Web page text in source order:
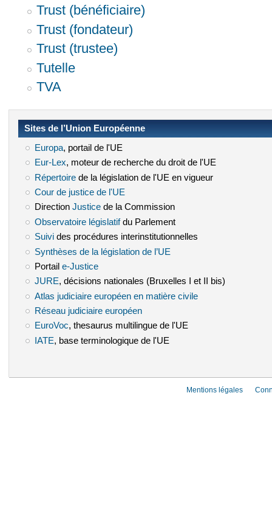
Trust (bénéficiaire)
Trust (fondateur)
Trust (trustee)
Tutelle
TVA
Sites de l’Union Européenne
Europa(le lien est externe)
, portail de l'UE
Eur-Lex(le lien est externe)
, moteur de recherche du droit de l'UE
Répertoire(le lien est externe)
de la législation de l'UE en vigueur
Cour de justice de l'UE
Direction Justice(le lien est externe)
de la Commission
Observatoire législatif(le lien est externe)
du Parlement
Suivi(le lien est externe)
des procédures interinstitutionnelles
Synthèses de la législation de l’UE
Portail e-Justice(le lien est externe)
JURE(le lien est externe)
, décisions nationales (Bruxelles I et II bis)
Atlas judiciaire européen en matière civile(le lien est externe)
Réseau judiciaire européen(le lien est externe)
EuroVoc(le lien est externe)
, thesaurus multilingue de l'UE
IATE (le lien est externe)
, base terminologique de l'UE
Mentions légales